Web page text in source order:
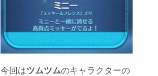
今回はツムツムのキャラクターの